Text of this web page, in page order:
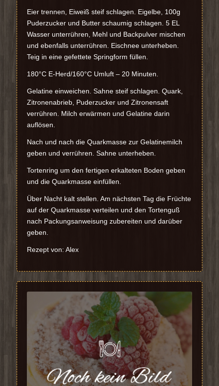
Eier trennen, Eiweiß steif schlagen. Eigelbe, 100g
Puderzucker und Butter schaumig schlagen. 5 EL
Wasser unterrühren, Mehl und Backpulver mischen
und ebenfalls unterrühren. Eischnee unterheben.
Teig in eine gefettete Springform füllen.
180°C E-Herd/160°C Umluft – 20 Minuten.
Gelatine einweichen. Sahne steif schlagen. Quark,
Zitronenabrieb, Puderzucker und Zitronensaft
verrühren. Milch erwärmen und Gelatine darin
auflösen.
Nach und nach die Quarkmasse zur Gelatinemilch
geben und verrühren. Sahne unterheben.
Tortenring um den fertigen erkalteten Boden geben
und die Quarkmasse einfüllen.
Über Nacht kalt stellen. Am nächsten Tag die Früchte
auf der Quarkmasse verteilen und den Tortenguß
nach Packungsanweisung zubereiten und darüber
geben.
Rezept von: Alex